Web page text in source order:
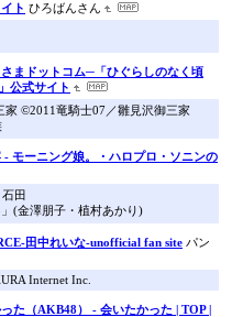
ト ひろばんさん
まドットコム─「ひぐらしのなく頃
公式サイト
©2011竜騎士07／雛見沢御三家
- モーニング娘。・ハロプロ・ソニンの
田
(金澤朋子・植村あかり)
田中れいな-unofficial fan site パン
Internet Inc.
た（AKB48） - 会いたかった | TOP |